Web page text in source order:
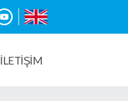
İLETİŞİM